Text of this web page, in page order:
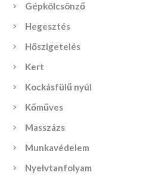
Gépkölcsönző
Hegesztés
Hőszigetelés
Kert
Kockásfülű nyúl
Kőműves
Masszázs
Munkavédelem
Nyelvtanfolyam